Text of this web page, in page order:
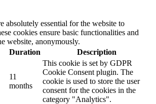
absolutely essential for the website to
cookies ensure basic functionalities and
website, anonymously.
Duration Description
11
months
This cookie is set by GDPR
Cookie Consent plugin. The
cookie is used to store the user
consent for the cookies in the
category "Analytics".